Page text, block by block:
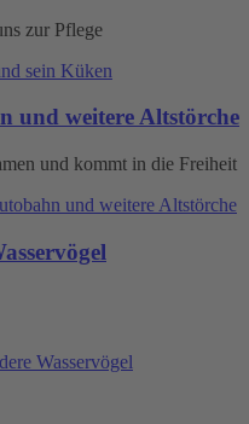
zur Pflege
sein Küken
und weitere Altstörche
und kommt in die Freiheit
und weitere Altstörche
Wasservögel